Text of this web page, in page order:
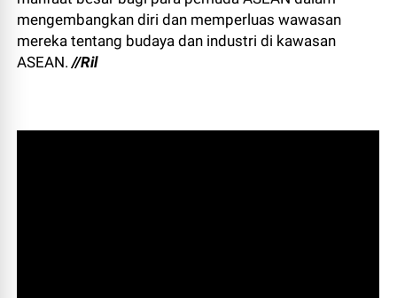
mengembangkan diri dan memperluas wawasan
mereka tentang budaya dan industri di kawasan
ASEAN.//Ril